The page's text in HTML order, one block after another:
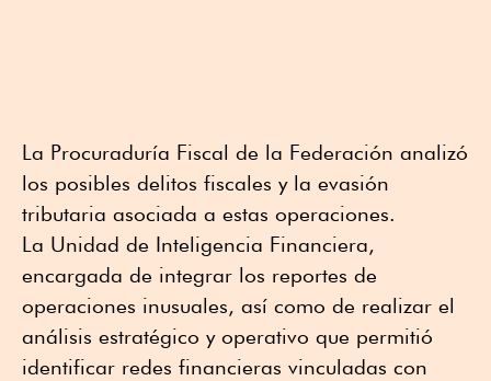
La Procuraduría Fiscal de la Federación analizó
los posibles delitos fiscales y la evasión
tributaria asociada a estas operaciones.
La Unidad de Inteligencia Financiera,
encargada de integrar los reportes de
operaciones inusuales, así como de realizar el
análisis estratégico y operativo que permitió
identificar redes financieras vinculadas con